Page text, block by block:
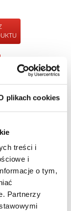
plikach cookies
treści i
i
o tym,
Partnerzy